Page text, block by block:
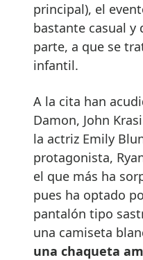
principal), el
bastante casual y
parte, a que se
infantil.
A la cita han
Damon, John
la actriz Emily
protagonista,
el que más ha
pues ha optado
pantalón tipo
una camiseta
una chaqueta